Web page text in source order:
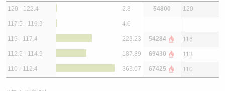
120 - 122.4 2.8 54800 120
117.5 - 119.9 4.6
115 - 117.4 223.23 54284 116
112.5 - 114.9 187.89 69430 113
110 - 112.4 363.07 67425 110